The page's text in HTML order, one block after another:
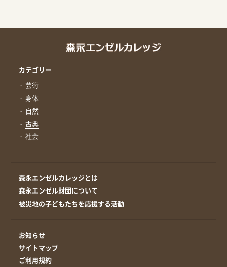
カテゴリー
芸術
身体
自然
古典
社会
森永エンゼルカレッジとは
森永エンゼル財団について
被災地の子どもたちを応援する活動
お知らせ
サイトマップ
ご利用規約